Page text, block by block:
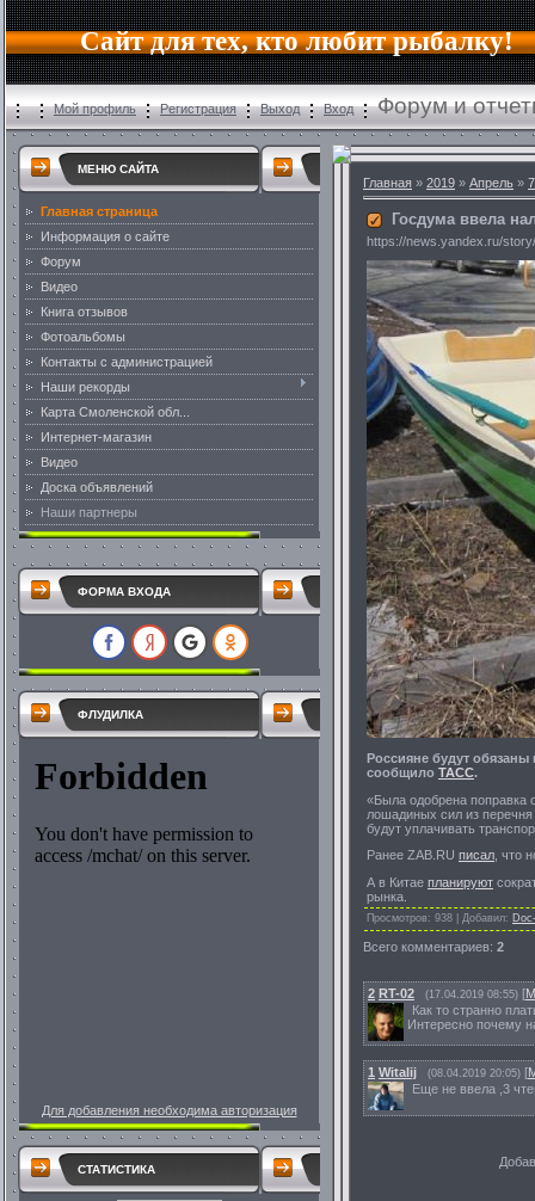
Сайт для тех, кто любит рыбалку!
Мой профиль Регистрация Выход Вход Форум и
МЕНЮ САЙТА
Главная страница
Информация о сайте
Форум
Видео
Книга отзывов
Фотоальбомы
Контакты с администрацией
Наши рекорды
Карта Смоленской обл...
Интернет-магазин
Видео
Доска объявлений
Наши партнеры
ФОРМА ВХОДА
ФЛУДИЛКА
Для добавления необходима авторизация
СТАТИСТИКА
Главная » 2019 » Апрель » 7
Госдума ввела
https://news.yandex.ru/
Россияне будут
сообщило ТАСС.
«Была одобрена поправка
лошадиных сил из
будут уплачивать
Ранее ZAB.RU писал , что
А в Китае планируют
рынка.
Просмотров: 938 | Добавил:
Всего комментариев: 2
2 RT-02 (17.04.2019 08:55) [
Как то странно
Интересно почему
1 Witalij (08.04.2019 20:05) [
Еще не ввела ,3